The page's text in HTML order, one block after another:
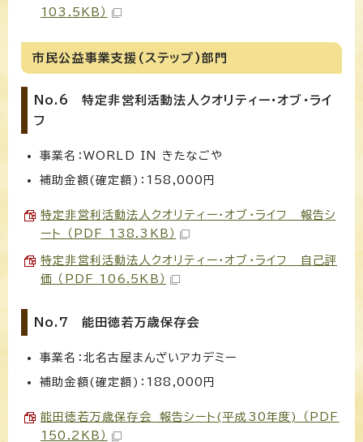
103.5KB）
市民公益事業支援(ステップ)部門
No.6 特定非営利活動法人クオリティー・オブ・ライ
フ
事業名：WORLD IN きたなごや
補助金額(確定額)：158,000円
特定非営利活動法人クオリティー・オブ・ライフ 報告シ
ート （PDF 138.3KB）
特定非営利活動法人クオリティー・オブ・ライフ 自己評
価 （PDF 106.5KB）
No.7 能田徳若万歳保存会
事業名：北名古屋まんざいアカデミー
補助金額(確定額)：188,000円
能田徳若万歳保存会 報告シート(平成30年度) （PDF
150.2KB）